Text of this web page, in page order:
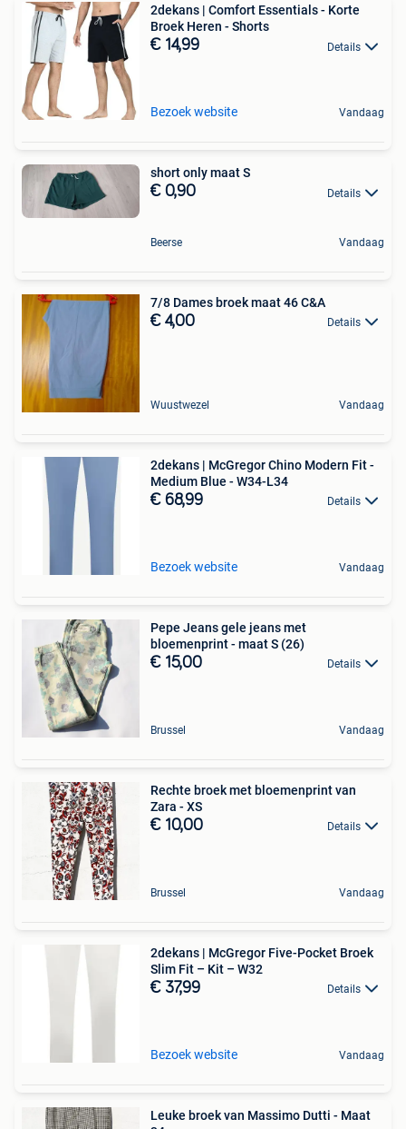
2dekans | Comfort Essentials - Korte
Broek Heren - Shorts
€ 14,99 Details
Bezoek website Vandaag
short only maat S
€ 0,90 Details
Beerse Vandaag
7/8 Dames broek maat 46 C&A
€ 4,00 Details
Wuustwezel Vandaag
2dekans | McGregor Chino Modern Fit -
Medium Blue - W34-L34
€ 68,99 Details
Bezoek website Vandaag
Pepe Jeans gele jeans met
bloemenprint - maat S (26)
€ 15,00 Details
Brussel Vandaag
Rechte broek met bloemenprint van
Zara - XS
€ 10,00 Details
Brussel Vandaag
2dekans | McGregor Five-Pocket Broek
Slim Fit – Kit – W32
€ 37,99 Details
Bezoek website Vandaag
Leuke broek van Massimo Dutti - Maat